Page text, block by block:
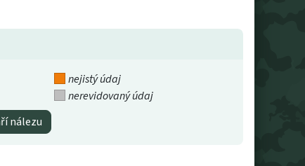
nejistý údaj
nerevidovaný údaj
nálezu